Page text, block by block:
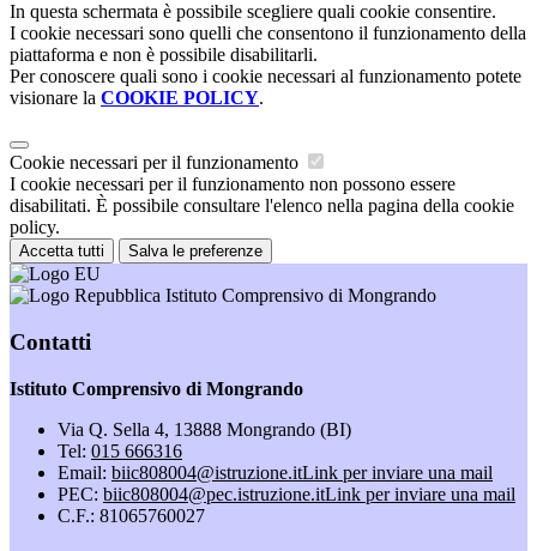
In questa schermata è possibile scegliere quali cookie consentire.
I cookie necessari sono quelli che consentono il funzionamento della
piattaforma e non è possibile disabilitarli.
Per conoscere quali sono i cookie necessari al funzionamento potete
visionare la COOKIE POLICY.
Cookie necessari per il funzionamento
I cookie necessari per il funzionamento non possono essere
disabilitati. È possibile consultare l'elenco nella pagina della cookie
policy.
Accetta tutti Salva le preferenze
Istituto Comprensivo di Mongrando
Contatti
Istituto Comprensivo di Mongrando
Via Q. Sella 4, 13888 Mongrando (BI)
Tel: 015 666316
Email: biic808004@istruzione.itLink per inviare una mail
PEC: biic808004@pec.istruzione.itLink per inviare una mail
C.F.: 81065760027